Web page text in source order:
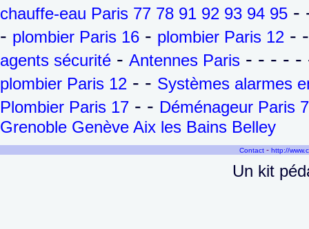
chauffe-eau Paris 77 78 91 92 93 94 95 -
- plombier Paris 16 - plombier Paris 12 -
agents sécurité - Antennes Paris - - - -
plombier Paris 12 - - Systèmes alarmes
Plombier Paris 17 - - Déménageur Paris
Grenoble Genève Aix les Bains Belley
Contact - http://
Un kit